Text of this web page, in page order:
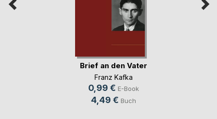
Brief an den Vater
Franz Kafka
0,99 € E-Book
4,49 € Buch